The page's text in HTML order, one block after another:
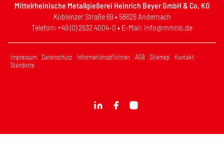
Mittelrheinische Metallgießerei Heinrich Beyer GmbH & Co. KG
Koblenzer Straße 69 • 56626 Andernach
Telefon: +49 (0) 2632 4004-0 • E-Mail: info@mmhb.de
Impressum Datenschutz Informationspflichten AGB Sitemap
Kontakt
Standorte